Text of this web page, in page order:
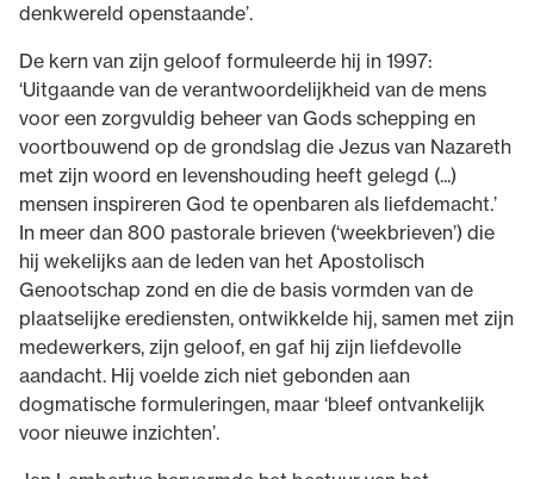
denkwereld openstaande’.
De kern van zijn geloof formuleerde hij in 1997:
‘Uitgaande van de verantwoordelijkheid van de mens
voor een zorgvuldig beheer van Gods schepping en
voortbouwend op de grondslag die Jezus van Nazareth
met zijn woord en levenshouding heeft gelegd (...)
mensen inspireren God te openbaren als liefdemacht.’
In meer dan 800 pastorale brieven (‘weekbrieven’) die
hij wekelijks aan de leden van het Apostolisch
Genootschap zond en die de basis vormden van de
plaatselijke erediensten, ontwikkelde hij, samen met zijn
medewerkers, zijn geloof, en gaf hij zijn liefdevolle
aandacht. Hij voelde zich niet gebonden aan
dogmatische formuleringen, maar ‘bleef ontvankelijk
voor nieuwe inzichten’.